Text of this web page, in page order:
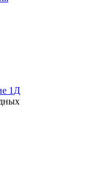
1Д